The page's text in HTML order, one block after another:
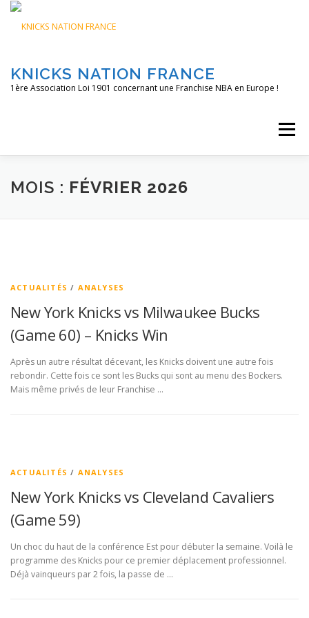
Aller
contenu
KNICKS NATION FRANCE
1ère Association Loi 1901 concernant une Franchise NBA en Europe !
Menu
ACCUEIL NOS ACTIONS BLOG
MOIS : FÉVRIER 2026
ACTUALITÉS / ANALYSES
New York Knicks vs Milwaukee Bucks
(Game 60) – Knicks Win
Après un autre résultat décevant, les Knicks doivent une autre fois
rebondir. Cette fois ce sont les Bucks qui sont au menu des Bockers.
Mais même privés de leur Franchise …
ACTUALITÉS / ANALYSES
New York Knicks vs Cleveland Cavaliers
(Game 59)
Un choc du haut de la conférence Est pour débuter la semaine. Voilà le
programme des Knicks pour ce premier déplacement professionnel.
Déjà vainqueurs par 2 fois, la passe de …